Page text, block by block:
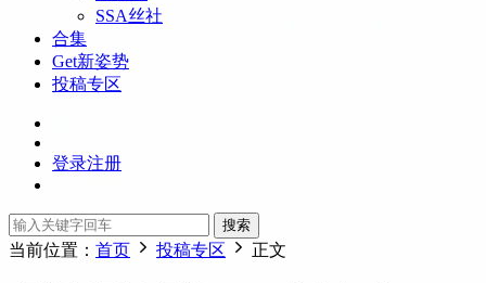
SSA丝社
合集
Get新姿势
投稿专区
登录注册
搜索
当前位置： 首页 投稿专区 正文